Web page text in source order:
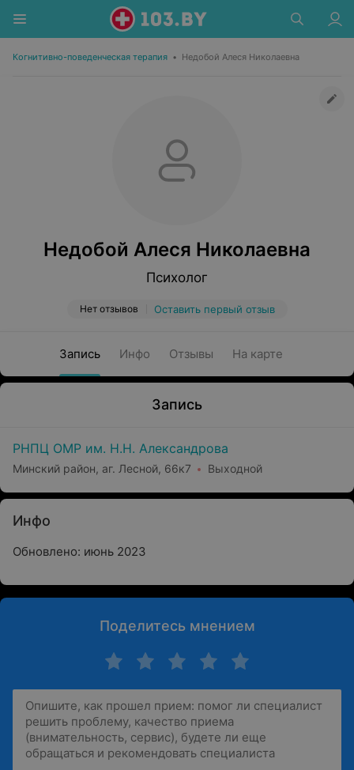
Когнитивно-поведенческая терапия • Недобой Алеся Николаевна
Недобой Алеся Николаевна
Психолог
Нет отзывов Оставить первый отзыв
Запись Инфо Отзывы На карте
Запись
РНПЦ ОМР им. Н.Н. Александрова
Минский район, аг. Лесной, 66к7 Выходной
Инфо
Обновлено: июнь 2023
Поделитесь мнением